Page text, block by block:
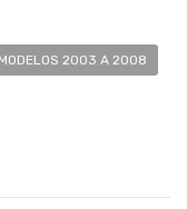
2003 A 2008